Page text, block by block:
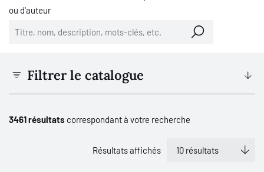
ou d'auteur
Filtrer le catalogue
3461 résultats correspondant à votre recherche
Résultats affichés